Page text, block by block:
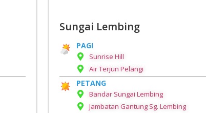
Sungai Lembing
PAGI
Sunrise Hill
Air Terjun Pelangi
PETANG
Bandar Sungai Lembing
Jambatan Gantung Sg. Lembing